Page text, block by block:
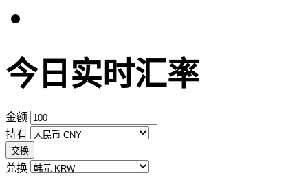
今日实时汇率
金额
持有
交换
兑换